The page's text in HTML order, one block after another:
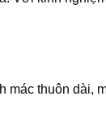
thuôn dài,